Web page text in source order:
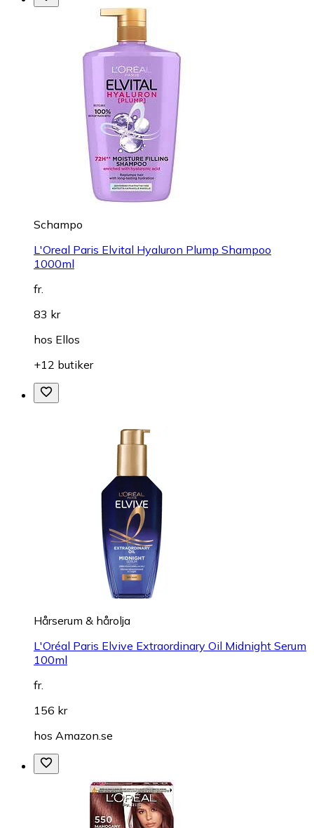
Schampo
L'Oreal Paris Elvital Hyaluron Plump Shampoo
1000ml
fr.
83 kr
hos Ellos
+12 butiker
Hårserum & hårolja
L'Oréal Paris Elvive Extraordinary Oil Midnight Serum
100ml
fr.
156 kr
hos Amazon.se